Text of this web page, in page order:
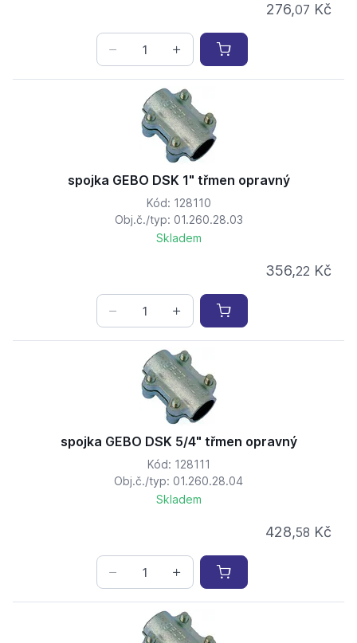
276,07 Kč
spojka GEBO DSK 1" třmen opravný
Kód: 128110
Obj.č./typ: 01.260.28.03
Skladem
356,22 Kč
spojka GEBO DSK 5/4" třmen opravný
Kód: 128111
Obj.č./typ: 01.260.28.04
Skladem
428,58 Kč